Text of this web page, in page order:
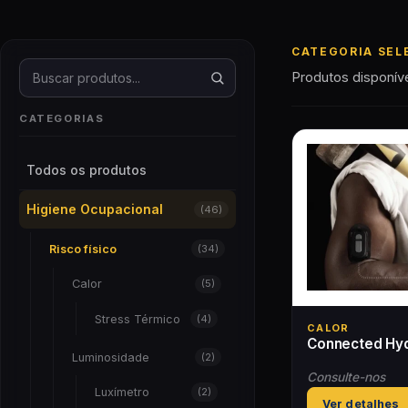
Buscar produtos
CATEGORIAS
Todos os produtos
Higiene Ocupacional (46)
Risco físico (34)
Calor (5)
Stress Térmico (4)
Luminosidade (2)
Luxímetro (2)
CATEGORIA
Produtos
CALOR
Connected
Consulte-nos
Ver detalhes